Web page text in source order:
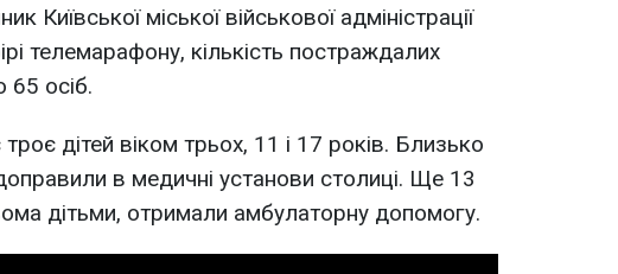
Київської міської військової адміністрації
телемарафону, кількість постраждалих
65 осіб.
дітей віком трьох, 11 і 17 років. Близько
в медичні установи столиці. Ще 13
дітьми, отримали амбулаторну допомогу.